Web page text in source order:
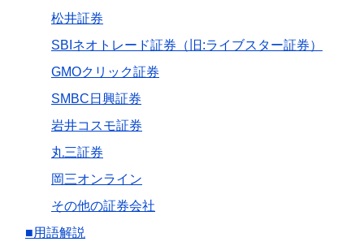
松井証券
SBIネオトレード証券（旧:ライブスター証券）
GMOクリック証券
SMBC日興証券
岩井コスモ証券
丸三証券
岡三オンライン
その他の証券会社
■用語解説